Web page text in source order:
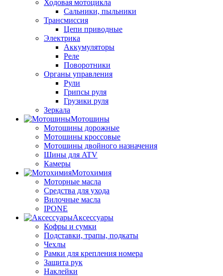
Ходовая мотоцикла
Сальники, пыльники
Трансмиссия
Цепи приводные
Электрика
Аккумуляторы
Реле
Поворотники
Органы управления
Рули
Грипсы руля
Грузики руля
Зеркала
Мотошины
Мотошины дорожные
Мотошины кроссовые
Мотошины двойного назначения
Шины для ATV
Камеры
Мотохимия
Моторные масла
Средства для ухода
Вилочные масла
IPONE
Аксессуары
Кофры и сумки
Подставки, трапы, подкаты
Чехлы
Рамки для крепления номера
Защита рук
Наклейки